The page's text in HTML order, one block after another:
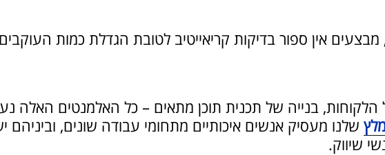
אין ספור בדיקות קריאייטיב לטובת הגדלת כמות
בנייה של תכנית תוכן מתאים – כל האלמנטים האלה
שלנו מעסיק אנשים איכותיים מתחומי עבודה שונים, וביניהם
שיווק.